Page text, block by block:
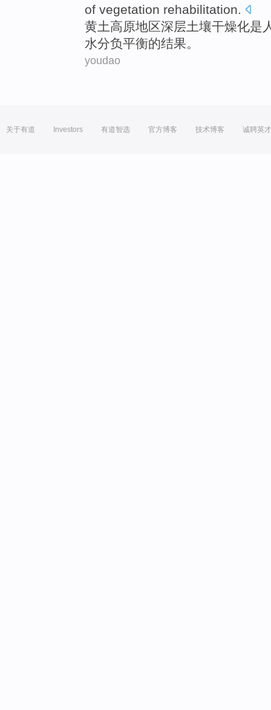
of vegetation rehabilitation.
黄土高原地区深层土壤干燥化是
水分负平衡的结果。
youdao
关于有道 Investors 有道智选 官方博客 技术博客 诚聘英才